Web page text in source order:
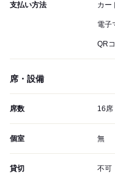
支払い方法 カー
電子
QR
席・設備
席数 16席
個室 無
貸切 不可